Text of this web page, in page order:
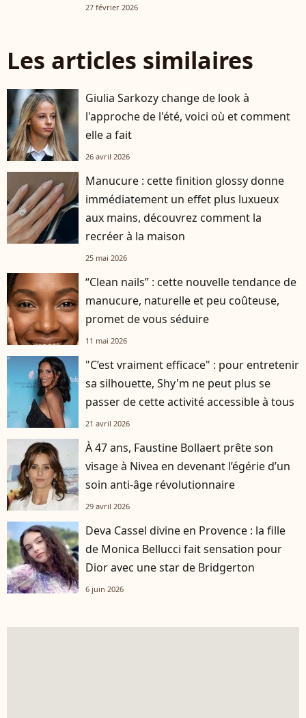
27 février 2026
Les articles similaires
Giulia Sarkozy change de look à
l'approche de l'été, voici où et comment
elle a fait
26 avril 2026
Manucure : cette finition glossy donne
immédiatement un effet plus luxueux
aux mains, découvrez comment la
recréer à la maison
25 mai 2026
“Clean nails” : cette nouvelle tendance de
manucure, naturelle et peu coûteuse,
promet de vous séduire
11 mai 2026
"C’est vraiment efficace" : pour entretenir
sa silhouette, Shy'm ne peut plus se
passer de cette activité accessible à tous
21 avril 2026
À 47 ans, Faustine Bollaert prête son
visage à Nivea en devenant l’égérie d’un
soin anti-âge révolutionnaire
29 avril 2026
Deva Cassel divine en Provence : la fille
de Monica Bellucci fait sensation pour
Dior avec une star de Bridgerton
6 juin 2026